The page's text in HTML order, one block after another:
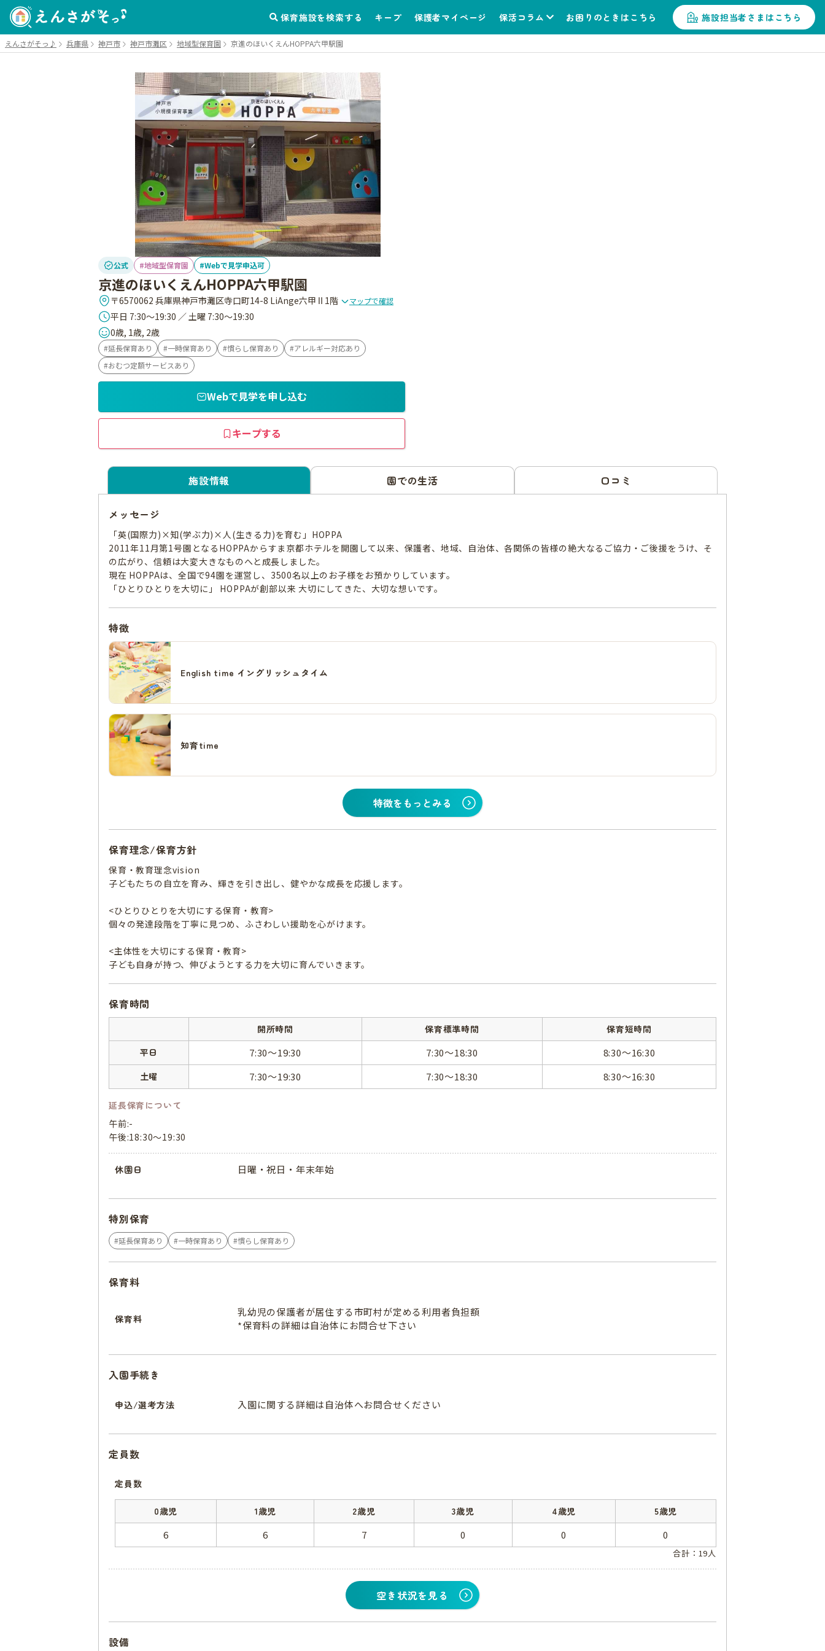
保育施設を検索する キープ 保護者マイページ 保活コラム お困りのときはこちら 施設担当者さまはこちら
えんさがそっ♪ 兵庫県 神戸市 神戸市灘区 地域型保育園 京進のほいくえんHOPPA六甲駅園
公式 地域型保育園 Webで見学申込可
京進のほいくえんHOPPA六甲駅園
〒6570062 兵庫県神戸市灘区寺口町14-8 LiAnge六甲Ⅱ1階 マップで確認
平日 7:30～19:30 ／ 土曜 7:30～19:30
0歳, 1歳, 2歳
延長保育あり 一時保育あり 慣らし保育あり
アレルギー対応あり
おむつ定額サービスあり
Webで見学を申し込む
キープする
施設情報 園での生活 口コミ
メッセージ
「英(国際力)×知(学ぶ力)×人(生きる力)を育む」HOPPA
2011年11月第1号園となるHOPPAからすま京都ホテルを開園して以来、保護者、地域、自治体、各関係の皆様の絶大なるご協力・ご後援をうけ、そ
の広がり、信頼は大変大きなものへと成長しました。
現在 HOPPAは、全国で94園を運営し、3500名以上のお子様をお預かりしています。
「ひとりひとりを大切に」 HOPPAが創部以来 大切にしてきた、大切な想いです。
特徴
English time イングリッシュタイム
知育time
特徴をもっとみる
保育理念/保育方針
保育・教育理念vision
子どもたちの自立を育み、輝きを引き出し、健やかな成長を応援します。
<ひとりひとりを大切にする保育・教育>
個々の発達段階を丁寧に見つめ、ふさわしい援助を心がけます。
<主体性を大切にする保育・教育>
子ども自身が持つ、伸びようとする力を大切に育んでいきます。
保育時間
開所時間 保育標準時間
保育短時間
平日
7:30～19:30 7:30～18:30 8:30～16:30
土曜 7:30～19:30 7:30～18:30 8:30～16:30
延長保育について
午前:-
午後:18:30～19:30
休園日 日曜・祝日・年末年始
特別保育
延長保育あり 一時保育あり 慣らし保育あり
保育料
保育料
乳幼児の保護者が居住する市町村が定める利用者負担額
*保育料の詳細は自治体にお問合せ下さい
入園手続き
申込/選考方法 入園に関する詳細は自治体へお問合せください
定員数
定員数
0歳児 1歳児 2歳児 3歳児 4歳児 5歳児
6 6 7 0 0 0
合計：19人
空き状況を見る
設備